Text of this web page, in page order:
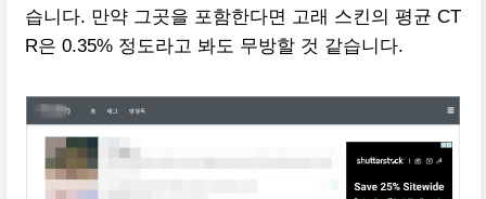
습니다. 만약 그곳을 포함한다면 고래 스킨의 평균 CT
R은 0.35% 정도라고 봐도 무방할 것 같습니다.